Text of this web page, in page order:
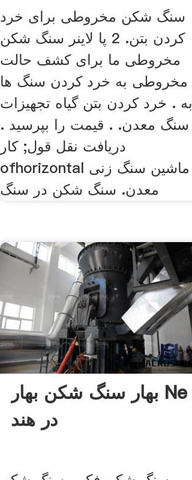
سنگ شکن مخروطی برای خرد
کردن بتن. 2 پا لاینر سنگ شکن
مخروطی ما برای کشف حالت
مخروطی به خرد کردن سنگ ها
به . خرد کردن بتن گیاه تجهیزات
سنگ معدن. . قیمت را بپرسید .
دریافت نقل قول; کار
ofhorizontal ماشین سنگ زنی
معدن. سنگ شکن در سنگ
بهار سنگ شکن بهار Ne
در هند